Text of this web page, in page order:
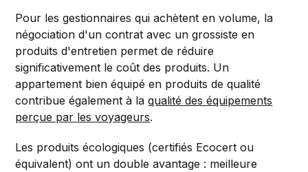
Pour les gestionnaires qui achètent en volume, la
négociation d'un contrat avec un grossiste en
produits d'entretien permet de réduire
significativement le coût des produits. Un
appartement bien équipé en produits de qualité
contribue également à laqualité des équipements
perçue par les voyageurs.
Les produits écologiques (certifiés Ecocert ou
équivalent) ont un double avantage : meilleure